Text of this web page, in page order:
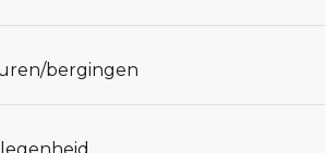
bergingen